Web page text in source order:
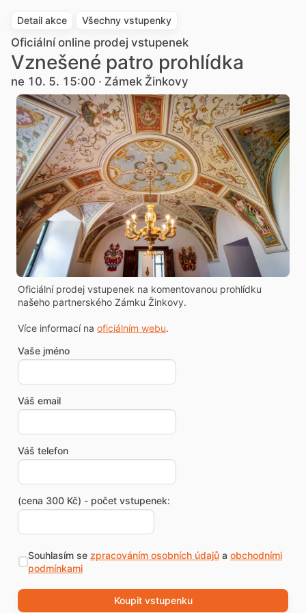
Detail akce Všechny vstupenky
Oficiální online prodej vstupenek
Vznešené patro prohlídka
ne 10. 5. 15:00 · Zámek Žinkovy
Oficiální prodej vstupenek na komentovanou prohlídku
našeho partnerského Zámku Žinkovy.
Více informací na oficiálním webu.
Vaše jméno
Váš email
Váš telefon
(cena 300 Kč) - počet vstupenek:
Souhlasím se zpracováním osobních údajůa obchodními
podmínkami
Koupit vstupenku